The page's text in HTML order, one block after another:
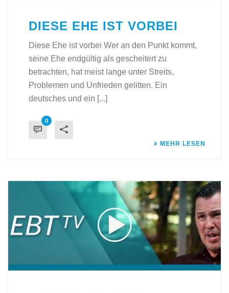
DIESE EHE IST VORBEI
Diese Ehe ist vorbei Wer an den Punkt kommt,
seine Ehe endgültig als gescheitert zu
betrachten, hat meist lange unter Streits,
Problemen und Unfrieden gelitten. Ein
deutsches und ein [...]
0
MEHR LESEN